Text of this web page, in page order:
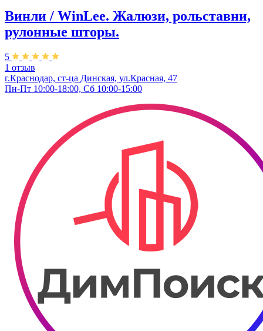
Винли / WinLee. Жалюзи, рольставни,
рулонные шторы.
5
1 отзыв
г.Краснодар, ст-ца Динская, ул.Красная, 47
Пн-Пт 10:00-18:00, Сб 10:00-15:00